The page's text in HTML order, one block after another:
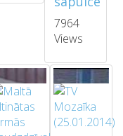
7964
Views